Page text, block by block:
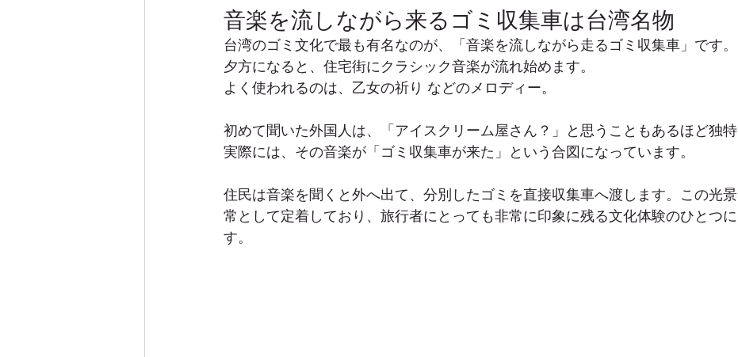
音楽を流しながら来るゴミ収集車は台湾名物
台湾のゴミ文化で最も有名なのが、「音楽を流しながら走るゴミ収集車」です。
夕方になると、住宅街にクラシック音楽が流れ始めます。
よく使われるのは、乙女の祈り などのメロディー。
初めて聞いた外国人は、「アイスクリーム屋さん？」と思うこともあるほど独特
実際には、その音楽が「ゴミ収集車が来た」という合図になっています。
住民は音楽を聞くと外へ出て、分別したゴミを直接収集車へ渡します。この光
常として定着しており、旅行者にとっても非常に印象に残る文化体験のひとつ
す。